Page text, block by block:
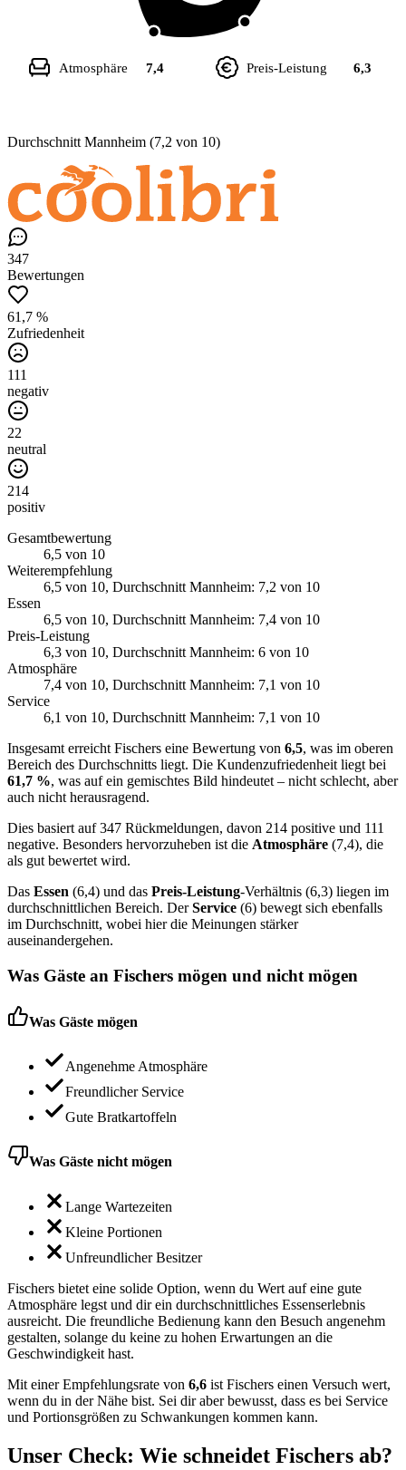
Preis-Leistung 6,3
Atmosphäre 7,4
Durchschnitt Mannheim (7,2 von 10)
347
Bewertungen
61,7 %
Zufriedenheit
111
negativ
22
neutral
214
positiv
Gesamtbewertung
6,5 von 10
Weiterempfehlung
6,5 von 10, Durchschnitt Mannheim: 7,2 von 10
Essen
6,5 von 10, Durchschnitt Mannheim: 7,4 von 10
Preis-Leistung
6,3 von 10, Durchschnitt Mannheim: 6 von 10
Atmosphäre
7,4 von 10, Durchschnitt Mannheim: 7,1 von 10
Service
6,1 von 10, Durchschnitt Mannheim: 7,1 von 10
Insgesamt erreicht Fischers eine Bewertung von 6,5, was im oberen
Bereich des Durchschnitts liegt. Die Kundenzufriedenheit liegt bei
61,7 %, was auf ein gemischtes Bild hindeutet – nicht schlecht, aber
auch nicht herausragend.
Dies basiert auf 347 Rückmeldungen, davon 214 positive und 111
negative. Besonders hervorzuheben ist die Atmosphäre (7,4), die
als gut bewertet wird.
Das Essen (6,4) und das Preis-Leistung-Verhältnis (6,3) liegen im
durchschnittlichen Bereich. DerService (6) bewegt sich ebenfalls
im Durchschnitt, wobei hier die Meinungen stärker
auseinandergehen.
Was Gäste an Fischers mögen und nicht mögen
Was Gäste mögen
Angenehme Atmosphäre
Freundlicher Service
Gute Bratkartoffeln
Was Gäste nicht mögen
Lange Wartezeiten
Kleine Portionen
Unfreundlicher Besitzer
Fischers bietet eine solide Option, wenn du Wert auf eine gute
Atmosphäre legst und dir ein durchschnittliches Essenserlebnis
ausreicht. Die freundliche Bedienung kann den Besuch angenehm
gestalten, solange du keine zu hohen Erwartungen an die
Geschwindigkeit hast.
Mit einer Empfehlungsrate von 6,6 ist Fischers einen Versuch wert,
wenn du in der Nähe bist. Sei dir aber bewusst, dass es bei Service
und Portionsgrößen zu Schwankungen kommen kann.
Unser Check: Wie schneidet Fischers ab?